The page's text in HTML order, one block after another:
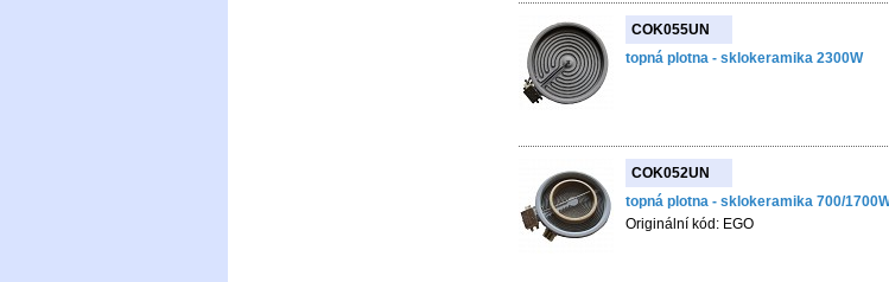
COK055UN
topná plotna - sklokeramika 2300W
COK052UN
topná plotna - sklokeramika 700/
Originální kód: EGO